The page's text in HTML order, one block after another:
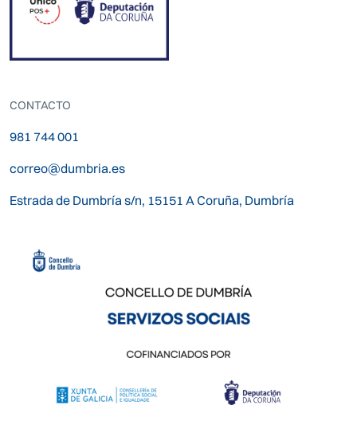
CONTACTO
981 744 001
correo@dumbria.es
Estrada de Dumbría s/n, 15151 A Coruña, Dumbría